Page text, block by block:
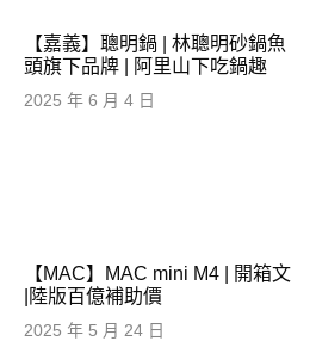
【嘉義】聰明鍋 | 林聰明砂鍋魚
頭旗下品牌 | 阿里山下吃鍋趣
2025 年 6 月 4 日
【MAC】MAC mini M4 | 開箱文
|陸版百億補助價
2025 年 5 月 24 日